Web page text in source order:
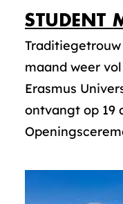
STUDENT
maand weer
Erasmus
ontvangt op 19